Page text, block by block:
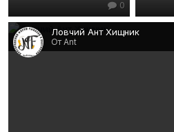
0
Ловчий Ант Хищник
От Ant